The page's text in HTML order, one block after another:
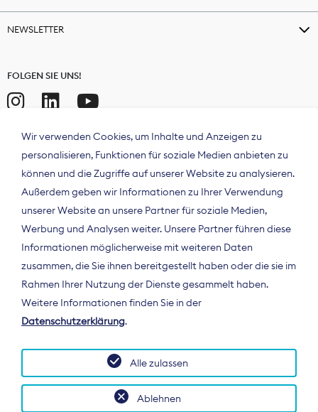
NEWSLETTER
FOLGEN SIE UNS!
Der Bundesverband Digitalpublisher und
Zeitungsverleger (BDZV) vertritt als
Spitzenorganisation die Interessen der
Deutschland und auf EU-Ebene.
Wir verwenden Cookies, um Inhalte und Anzeigen zu
personalisieren, Funktionen für soziale Medien anbieten zu
können und die Zugriffe auf unserer Website zu analysieren.
Außerdem geben wir Informationen zu Ihrer Verwendung
unserer Website an unsere Partner für soziale Medien,
Werbung und Analysen weiter. Unsere Partner führen diese
Informationen möglicherweise mit weiteren Daten
zusammen, die Sie ihnen bereitgestellt haben oder die sie im
Rahmen Ihrer Nutzung der Dienste gesammelt haben.
Weitere Informationen finden Sie in der
Datenschutzerklärung.
Ablehnen
Alle zulassen